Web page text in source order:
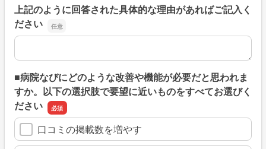
上記のように回答された具体的な理由があればご記入く
ださい
上記のように回答された具体的な理由があればご記入くだ
■病院なびにどのような改善や機能が必要だと思われま
すか。以下の選択肢で要望に近いものをすべてお選びく
ださい
口コミの掲載数を増やす